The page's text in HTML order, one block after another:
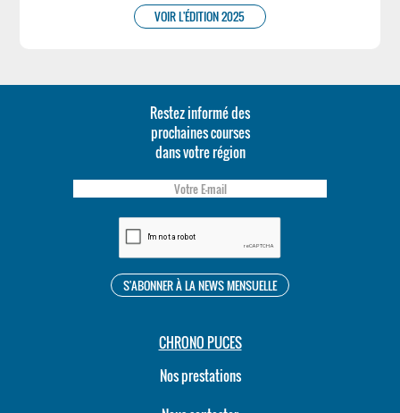
VOIR L'ÉDITION 2025
Restez informé des
prochaines courses
dans votre région
CHRONO PUCES
Nos prestations